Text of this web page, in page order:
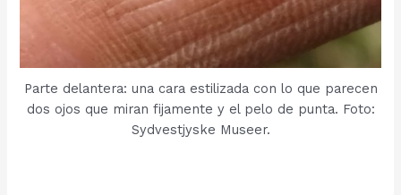
Parte delantera: una cara estilizada con lo que parecen
dos ojos que miran fijamente y el pelo de punta. Foto:
Sydvestjyske Museer.